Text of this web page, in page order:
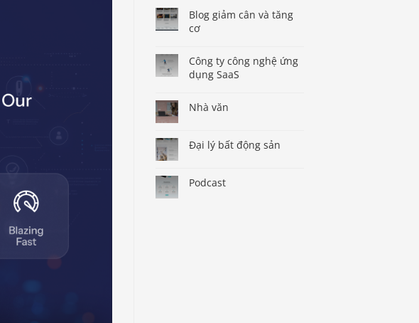
Blog giảm cân và tăng
cơ
Công ty công nghệ ứng
dụng SaaS
Nhà văn
Đại lý bất động sản
Podcast